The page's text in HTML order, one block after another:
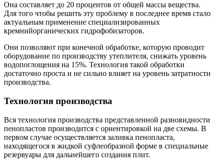
Она составляет до 20 процентов от общей массы вещества.
Для того чтобы решить эту проблему в последнее время стало
актуальным применение специализированных
кремнийорганических гидрофобизаторов.
Они позволяют при конечной обработке, которую проводит
оборудование по производству утеплителя, снижать уровень
водопоглощения на 15%. Технология такой обработки
достаточно проста и не сильно влияет на уровень затратности
производства.
Технология производства
Вся технология производства представленной разновидности
пенопластов производится с ориентировкой на две схемы. В
первом случае осуществляется заливка пенопласта,
находящегося в жидкой суфлеобразной форме в специальные
резервуары для дальнейшего создания плит.